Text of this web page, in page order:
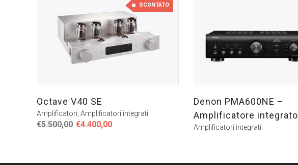
SCONTATO
Octave V40 SE
Amplificatori, Amplificatori integrati
€5.500,00 Il
€4.400,00Il
Denon PMA600NE –
Amplificatore integrato
Amplificatori integrati